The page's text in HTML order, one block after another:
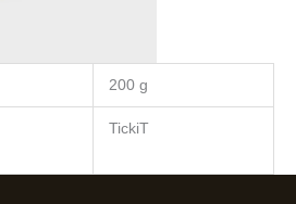
200 g
TickiT